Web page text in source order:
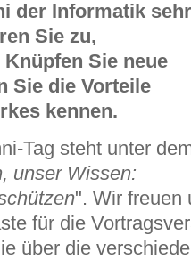
der Informatik sehr
Sie zu,
Sie neue
Sie die Vorteile
kennen.
Tag steht unter
unser Wissen:
". Wir freuen
für die
über die